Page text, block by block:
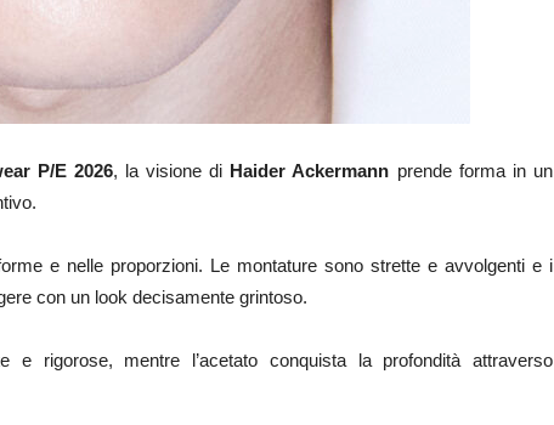
P/E 2026, la visione di Haider Ackermann prende forma in un
e nelle proporzioni. Le montature sono strette e avvolgenti e i
con un look decisamente grintoso.
e rigorose, mentre l’acetato conquista la profondità attraverso